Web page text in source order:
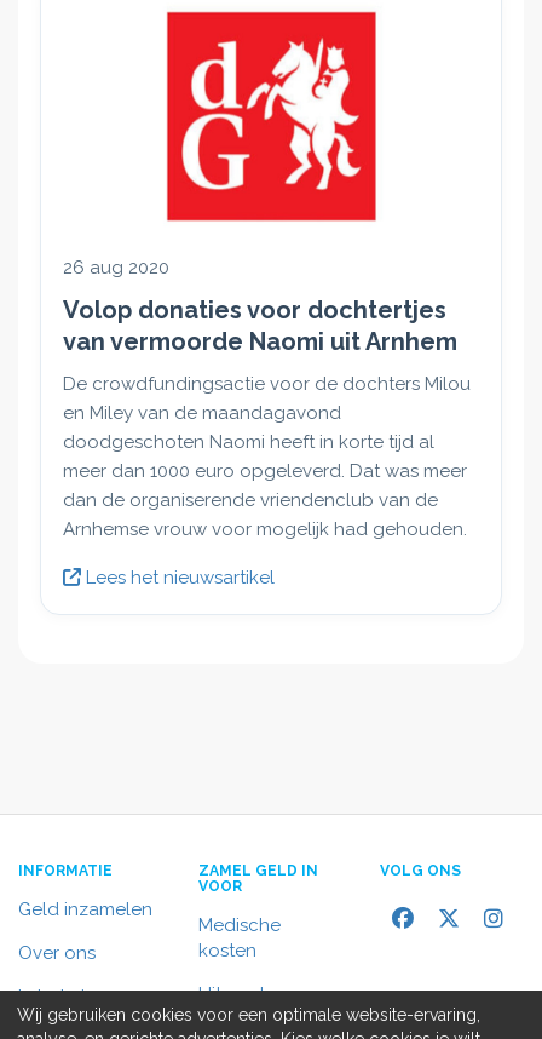
26 aug 2020
Volop donaties voor dochtertjes
van vermoorde Naomi uit Arnhem
De crowdfundingsactie voor de dochters Milou
en Miley van de maandagavond
doodgeschoten Naomi heeft in korte tijd al
meer dan 1000 euro opgeleverd. Dat was meer
dan de organiserende vriendenclub van de
Arnhemse vrouw voor mogelijk had gehouden.
Lees het nieuwsartikel
INFORMATIE
Geld inzamelen
Over ons
In het nieuws
ZAMEL GELD IN
VOOR
Medische
kosten
Uitvaart
VOLG ONS
Wij gebruiken cookies voor een optimale website-ervaring,